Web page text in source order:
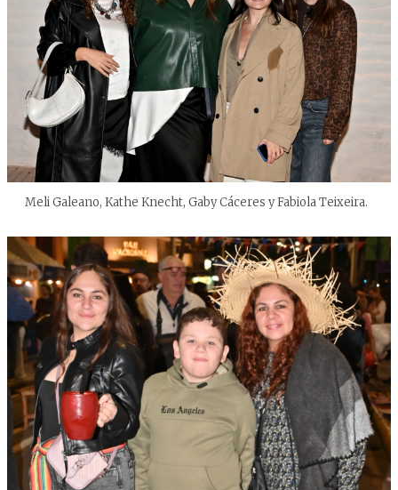
Meli Galeano, Kathe Knecht, Gaby Cáceres y Fabiola Teixeira.